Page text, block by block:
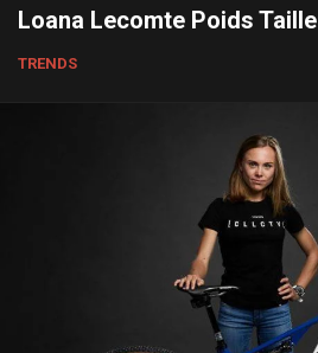
Loana Lecomte Poids Taille
TRENDS